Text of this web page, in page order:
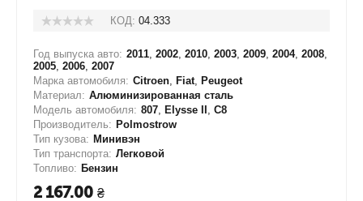
КОД: 04.333
Год выпуска авто: 2011, 2002, 2010, 2003, 2009, 2004, 2008,
2005, 2006, 2007
Марка автомобиля: Citroen, Fiat, Peugeot
Материал: Алюминизированная сталь
Модель автомобиля: 807, Elysse II , C8
Производитель: Polmostrow
Тип кузова: Минивэн
Тип транспорта: Легковой
Топливо: Бензин
2 167.00 ₴